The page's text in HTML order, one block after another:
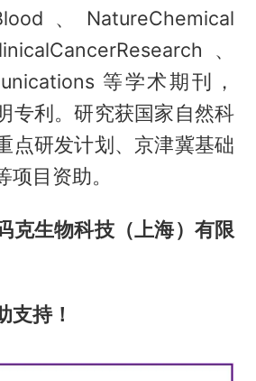
、NatureChemical
、
等学术期刊，
专利。研究获国家自然科
点研发计划、京津冀基础
目资助。
克生物科技（上海）有限
支持！